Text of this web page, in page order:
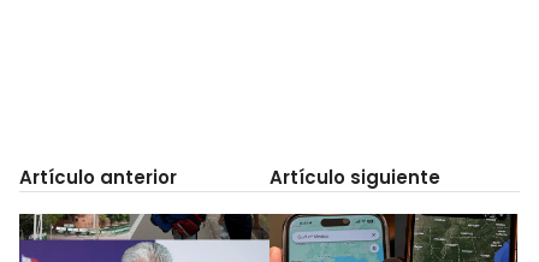
Artículo anterior Artículo siguiente